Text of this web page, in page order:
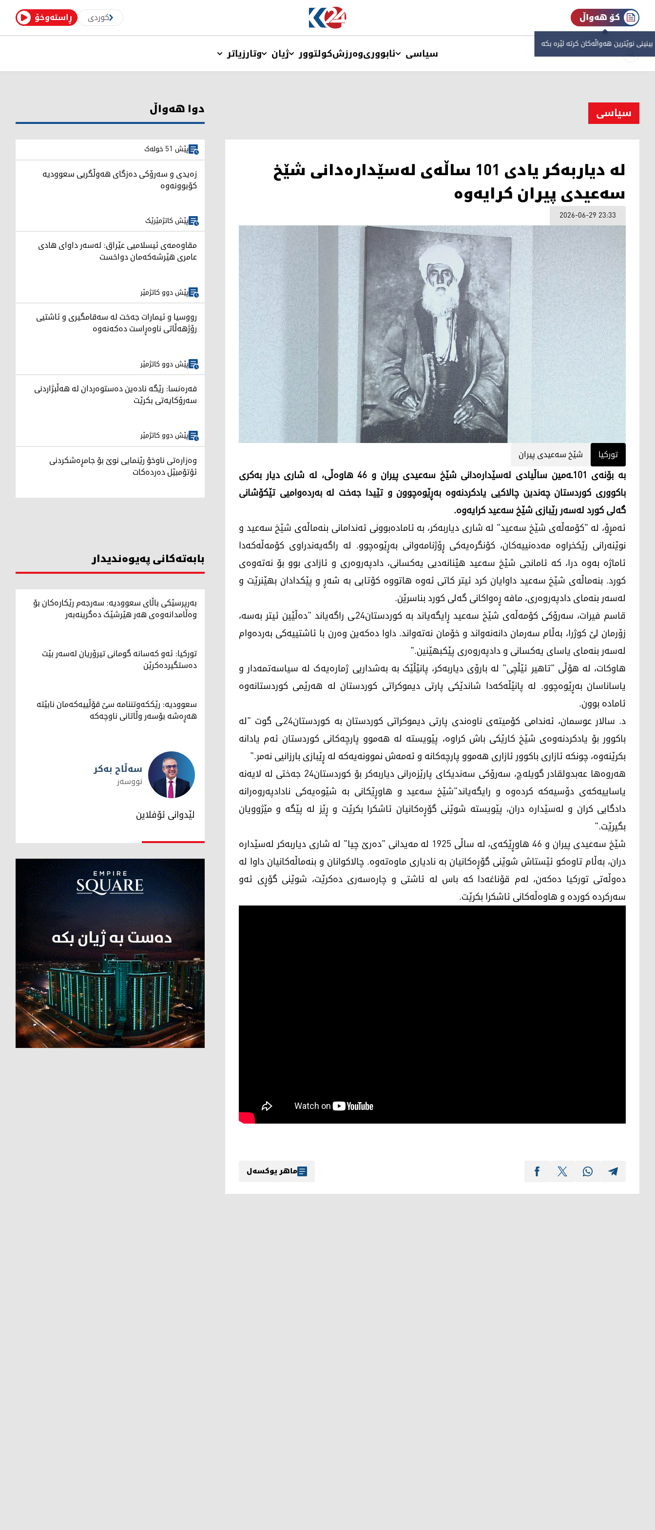
ڕاستەوخۆ کوردی کۆ هەواڵ
نوێترین هەواڵەکان کرتە لێرە بکە
سیاسی ئابووریوەرزشکولتوور ژیان وتارزیاتر
سیاسی
لە دیاربەکر یادی 101 ساڵەی لەسێدارەدانی شێخ
سەعیدی پیران کرایەوە
2026-06-29 23:33
تورکیا شێخ سەعیدی پیران
بە بۆنەی 101ـەمین ساڵیادی لەسێدارەدانی شێخ سەعیدی پیران و 46 هاوەڵی، لە شاری دیار بەکری
باکووری کوردستان چەندین چالاکیی یادکردنەوە بەڕێوەچوون و تێیدا جەخت لە بەردەوامیی تێکۆشانی
گەلی کورد لەسەر رێبازی شێخ سەعید کرایەوە.
ئەمڕۆ، لە "کۆمەڵەی شێخ سەعید" لە شاری دیاربەکر، بە ئامادەبوونی ئەندامانی بنەماڵەی شێخ سەعید و
نوێنەرانی رێکخراوە مەدەنییەکان، کۆنگرەیەکی ڕۆژنامەوانی بەڕێوەچوو. لە راگەیەندراوی کۆمەڵەکەدا
ئاماژە بەوە درا، کە ئامانجی شێخ سەعید هێنانەدیی یەکسانی، دادپەروەری و ئازادی بوو بۆ نەتەوەی
کورد. بنەماڵەی شێخ سەعید داوایان کرد ئیتر کاتی ئەوە هاتووە کۆتایی بە شەڕ و پێکدادان بهێنرێت و
لەسەر بنەمای دادپەروەری، مافە ڕەواکانی گەلی کورد بناسرێن.
قاسم فیرات، سەرۆکی کۆمەڵەی شێخ سەعید ڕایگەیاند بە کوردستان24ـی راگەیاند "دەڵێین ئیتر بەسە،
زۆرمان لێ کوژرا، بەڵام سەرمان دانەنەواند و خۆمان نەتەواند. داوا دەکەین وەرن با ئاشتییەکی بەردەوام
لەسەر بنەمای یاسای یەکسانی و دادپەروەری پێکبهێنین."
هاوکات، لە هۆڵی "تاهیر ئێڵچی" لە بارۆی دیاربەکر، پانێڵێک بە بەشداریی ژمارەیەک لە سیاسەتمەدار و
یاساناسان بەڕێوەچوو. لە پانێڵەکەدا شاندێکی پارتی دیموکراتی کوردستان لە هەرێمی کوردستانەوە
ئامادە بوون.
د. سالار عوسمان، ئەندامی کۆمیتەی ناوەندی پارتی دیموکراتی کوردستان بە کوردستان24ـی گوت "لە
باکوور بۆ یادکردنەوەی شێخ کارێکی باش کراوە، پێویستە لە هەموو پارچەکانی کوردستان ئەم یادانە
بکرێنەوە، چونکە ئازاری باکوور ئازاری هەموو پارچەکانە و ئەمەش نموونەیەکە لە ڕێبازی بارزانیی نەمر."
هەروەها عەبدولقادر گویلەچ، سەرۆکی سەندیکای پارێزەرانی دیاربەکر بۆ کوردستان24 جەختی لە لایەنە
یاساییەکەی دۆسیەکە کردەوە و رایگەیاند"شێخ سەعید و هاوڕێکانی بە شێوەیەکی نادادپەروەرانە
دادگایی کران و لەسێدارە دران، پێویستە شوێنی گۆڕەکانیان ئاشکرا بکرێت و ڕێز لە پێگە و مێژوویان
بگیرێت."
شێخ سەعیدی پیران و 46 هاوڕێکەی، لە ساڵی 1925 لە مەیدانی "دەرێ چیا" لە شاری دیاربەکر لەسێدارە
دران، بەڵام تاوەکو ئێستاش شوێنی گۆڕەکانیان بە نادیاری ماوەتەوە. چالاکوانان و بنەماڵەکانیان داوا لە
دەوڵەتی تورکیا دەکەن، لەم قۆناغەدا کە باس لە ئاشتی و چارەسەری دەکرێت، شوێنی گۆڕی ئەو
سەرکردە کوردە و هاوەڵەکانی ئاشکرا بکرێت.
ماهر یوکسەل
دوا هەواڵ
پێش 51 خولەک
زەیدی و سەرۆکی دەزگای هەوڵگریی سعوودیە
کۆبوونەوە
پێش کاتژمێرێک
مقاوەمەی ئیسلامیی عێراق: لەسەر داوای هادی
عامری هێرشەکەمان دواخست
پێش دوو کاتژمێر
رووسیا و ئیمارات جەخت لە سەقامگیری و ئاشتیی
رۆژهەڵاتی ناوەڕاست دەکەنەوە
پێش دوو کاتژمێر
فەرەنسا: رێگە نادەین دەستوەردان لە هەڵبژاردنی
سەرۆکایەتی بکرێت
پێش دوو کاتژمێر
وەزارەتی ناوخۆ رێنمایی نوێ بۆ جامڕەشکردنی
ئۆتۆمبێل دەردەکات
بابەتەکانی پەیوەندیدار
بەرپرسێکی باڵای سعوودیە: سەرجەم رێکارەکان بۆ
وەڵامدانەوەی هەر هێرشێک دەگرینەبەر
تورکیا: ئەو کەسانە گومانی تیرۆریان لەسەر بێت
دەستگیردەکرێن
سعوودیە: رێککەوتننامە سێ قۆڵییەکەمان نابێتە
هەڕەشە بۆسەر وڵاتانی ناوچەکە
سەڵاح بەکر
سەڵاح بەکر
نووسەر
لێدوانی ئۆفلاین